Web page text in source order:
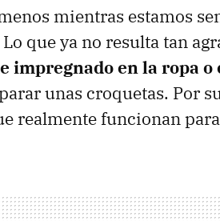
mientras estamos
que ya no resulta tan
impregnado en la ropa o
unas croquetas. Por
realmente funcionan